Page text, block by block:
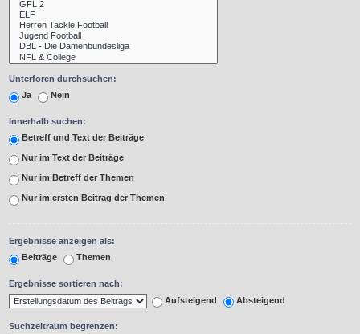
Unterforen durchsuchen:
Ja
Nein
Innerhalb suchen:
Betreff und Text der Beiträge
Nur im Text der Beiträge
Nur im Betreff der Themen
Nur im ersten Beitrag der Themen
Ergebnisse anzeigen als:
Beiträge
Themen
Ergebnisse sortieren nach:
Aufsteigend
Absteigend
Suchzeitraum begrenzen: